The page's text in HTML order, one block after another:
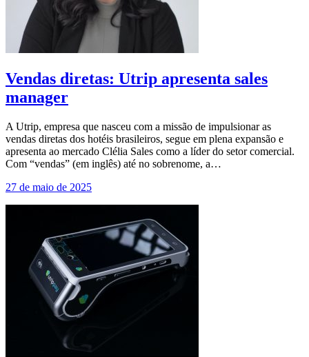
Vendas diretas: Utrip apresenta sales
manager
A Utrip, empresa que nasceu com a missão de impulsionar as
vendas diretas dos hotéis brasileiros, segue em plena expansão e
apresenta ao mercado Clélia Sales como a líder do setor comercial.
Com “vendas” (em inglês) até no sobrenome, a…
27 de maio de 2025